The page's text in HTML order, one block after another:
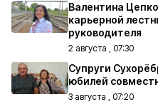
Валентина
карьерной
руководителя
2 августа , 07:30
Супруги
юбилей
3 августа , 07:20